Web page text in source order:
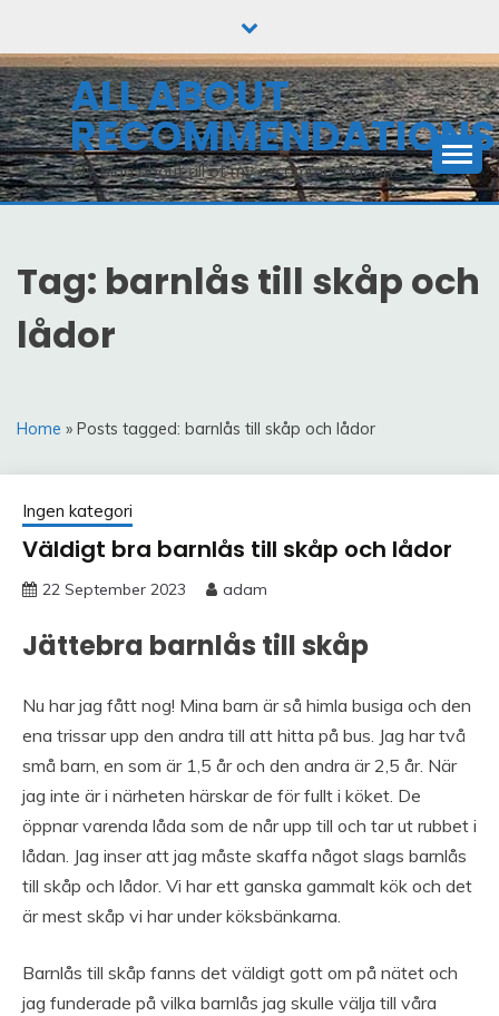
content
ALL ABOUT
RECOMMENDATIONS
My blog about all of my recommendations
Tag: barnlås till skåp och
lådor
Home » Posts tagged: barnlås till skåp och lådor
Ingen kategori
Väldigt bra barnlås till skåp och lådor
22 September 2023 adam
Jättebra barnlås till skåp
Nu har jag fått nog! Mina barn är så himla busiga och den
ena trissar upp den andra till att hitta på bus. Jag har två
små barn, en som är 1,5 år och den andra är 2,5 år. När
jag inte är i närheten härskar de för fullt i köket. De
öppnar varenda låda som de når upp till och tar ut rubbet i
lådan. Jag inser att jag måste skaffa något slags barnlås
till skåp och lådor. Vi har ett ganska gammalt kök och det
är mest skåp vi har under köksbänkarna.
Barnlås till skåp fanns det väldigt gott om på nätet och
jag funderade på vilka barnlås jag skulle välja till våra